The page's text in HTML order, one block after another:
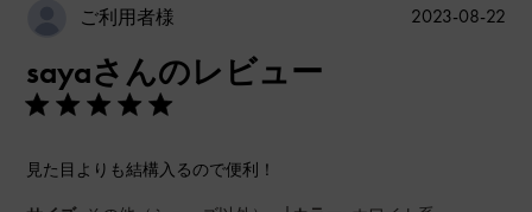
ご利用者様
sayaさんのレビュー
見た目よりも結構入るので便利！
公
2023-08-22